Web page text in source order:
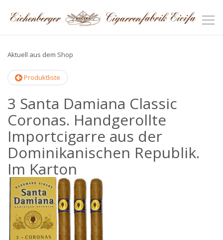
Aktuell aus dem Shop
Produktliste
3 Santa Damiana Classic
Coronas. Handgerollte
Importcigarre aus der
Dominikanischen Republik.
Im Karton